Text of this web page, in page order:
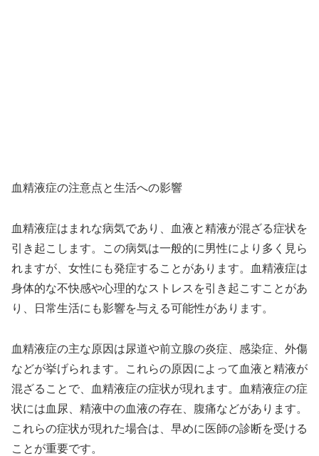
血精液症の注意点と生活への影響
血精液症はまれな病気であり、血液と精液が混ざる症状を
引き起こします。この病気は一般的に男性により多く見ら
れますが、女性にも発症することがあります。血精液症は
身体的な不快感や心理的なストレスを引き起こすことがあ
り、日常生活にも影響を与える可能性があります。
血精液症の主な原因は尿道や前立腺の炎症、感染症、外傷
などが挙げられます。これらの原因によって血液と精液が
混ざることで、血精液症の症状が現れます。血精液症の症
状には血尿、精液中の血液の存在、腹痛などがあります。
これらの症状が現れた場合は、早めに医師の診断を受ける
ことが重要です。